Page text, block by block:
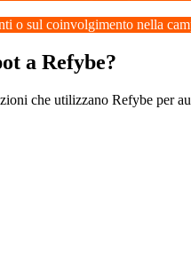
o sul coinvolgimento nella
a Refybe?
che utilizzano Refybe per